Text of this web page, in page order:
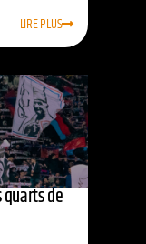
LIRE PLUS
quarts de